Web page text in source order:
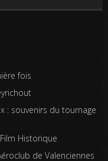
fois
: souvenirs du tournage
Historique
de Valenciennes